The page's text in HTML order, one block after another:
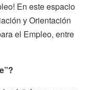
En este espacio
y Orientación
el Empleo, entre